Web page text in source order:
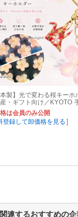
本製】光で変わる桜キーホ
・ギフト向け／KYOTO
は会員のみ公開
登録して卸価格を見る ]
関連するおすすめの企